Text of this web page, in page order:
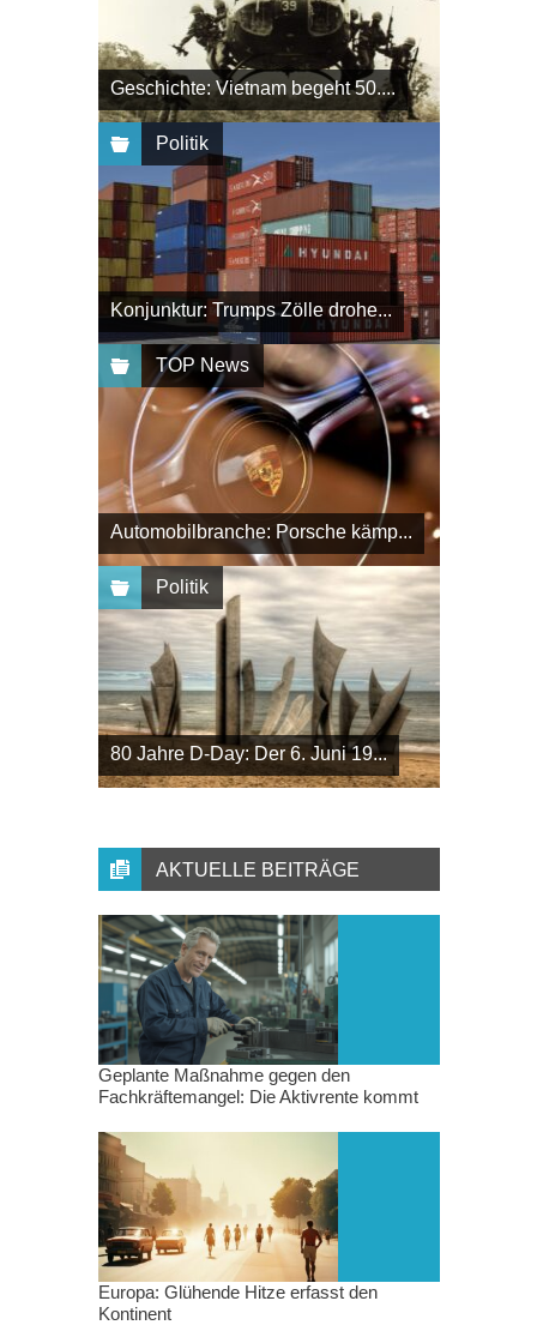
Geschichte: Vietnam begeht 50....
Politik
Konjunktur: Trumps Zölle drohe...
TOP News
Automobilbranche: Porsche kämp...
Politik
80 Jahre D-Day: Der 6. Juni 19...
AKTUELLE BEITRÄGE
Geplante Maßnahme gegen den
Fachkräftemangel: Die Aktivrente kommt
Europa: Glühende Hitze erfasst den
Kontinent